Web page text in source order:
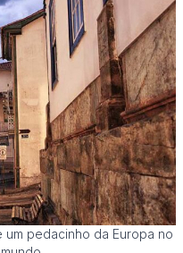
um pedacinho da Europa no